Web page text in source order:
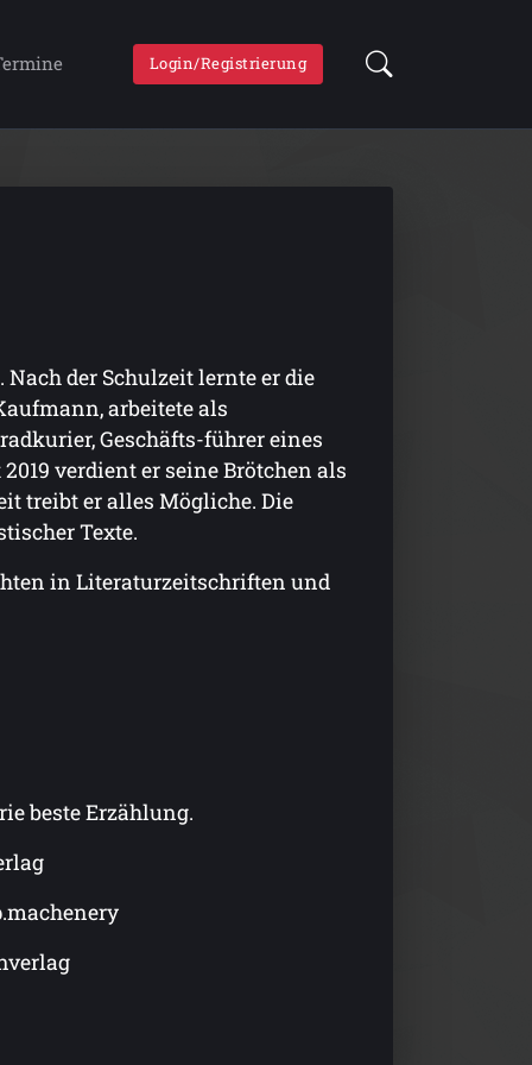
Login/Registrierung
der Schulzeit lernte er die
arbeitete als
Geschäfts-führer eines
verdient er seine Brötchen als
treibt er alles Mögliche. Die
Texte.
in Literaturzeitschriften und
beste Erzählung.